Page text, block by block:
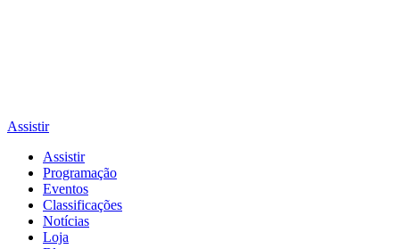
Assistir
Assistir
Programação
Eventos
Classificações
Notícias
Loja